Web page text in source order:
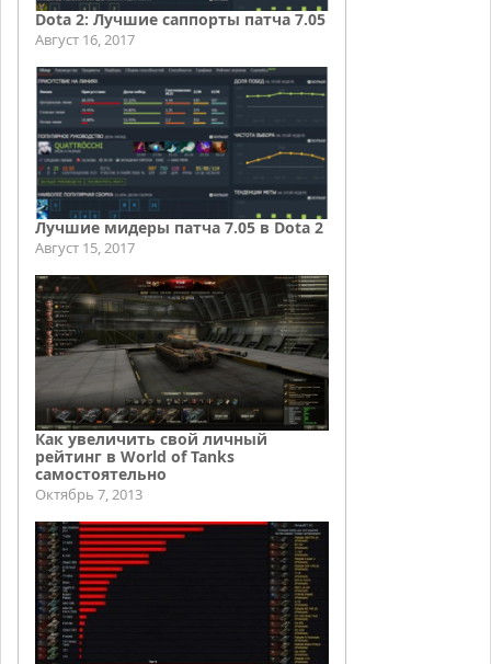
Dota 2: Лучшие саппорты патча 7.05
Август 16, 2017
Лучшие мидеры патча 7.05 в Dota 2
Август 15, 2017
Как увеличить свой личный
рейтинг в World of Tanks
самостоятельно
Октябрь 7, 2013